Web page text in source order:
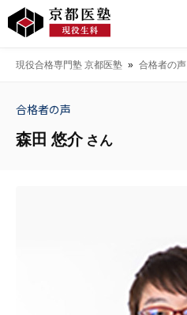
現役合格専門塾 京都医塾 » 合格者の声
合格者の声
森田 悠介さん